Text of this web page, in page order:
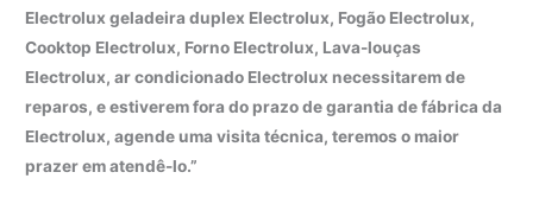
Electrolux geladeira duplex Electrolux, Fogão Electrolux,
Cooktop Electrolux, Forno Electrolux, Lava-louças
Electrolux, ar condicionado Electrolux necessitarem de
reparos, e estiverem fora do prazo de garantia de fábrica da
Electrolux, agende uma visita técnica, teremos o maior
prazer em atendê-lo.”